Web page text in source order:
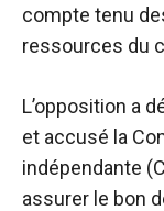
compte tenu
ressources du
L’opposition a
et accusé la
indépendante
assurer le bon